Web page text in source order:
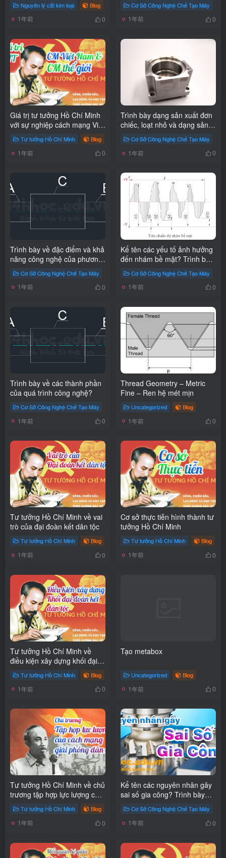
LỚP CẮT
Nguyên lý cắt kim loại Blog
1年前 0
về phương pháp đo dò – cắt
thử?
Cơ Sở Công Nghệ Chế Tạo Máy
1年前 0
Giá trị tư tưởng Hồ Chí Minh
với sự nghiệp cách mạng Việt
Nam và cách mạng thế giới
Tư tưởng Hồ Chí Minh Blog # Tư tưởng Hồ Chí Minh
1年前 0
Trình bày dạng sản xuất đơn
chiếc, loạt nhỏ và dạng sản
xuất loạt lớn, hàng khối?
Cơ Sở Công Nghệ Chế Tạo Máy
1年前 0
Trình bày về đặc điểm và khả
năng công nghệ của phương
Cơ Sở Công Nghệ Chế Tạo Máy Học cơ khí Blog
1年前 0
Kể tên các yếu tố ảnh hưởng
đến nhám bề mặt? Trình bày
ảnh hưởng của các thông số
mang tính chất in dập hình
học của dụng cụ cắt, chế độ
thống công nghệ?
Cơ Sở Công Nghệ Chế Tạo Máy
1年前 0
Trình bày về các thành phần
của quá trình công nghệ?
Cơ Sở Công Nghệ Chế Tạo Máy Công nghiệp Học cơ khí
1年前 0
Thread Geometry – Metric
Fine – Ren hệ mét mịn
Uncategorized Blog
1年前 0
Tư tưởng Hồ Chí Minh về vai
trò của đại đoàn kết dân tộc
Tư tưởng Hồ Chí Minh Blog
1年前 0
Cơ sở thực tiễn hình thành tư
tưởng Hồ Chí Minh
Tư tưởng Hồ Chí Minh Blog
1年前 0
Tư tưởng Hồ Chí Minh về
điều kiện xây dựng khối đại
đoàn kết dân tộc
Tư tưởng Hồ Chí Minh Blog
1年前 0
Tạo metabox
Uncategorized Blog
1年前 0
Tư tưởng Hồ Chí Minh về chủ
trương tập hợp lực lượng của
cách mạng giải phóng dân
tộc Tư tưởng Hồ Chí Minh Blog # Tư tưởng Hồ Chí Minh # Cách mạng giải
1年前 0
Kể tên các nguyên nhân gây
sai số gia công? Trình bày
các nguyên nhân gây sai số
gia công?
Cơ Sở Công Nghệ Chế Tạo Máy
1年前 0